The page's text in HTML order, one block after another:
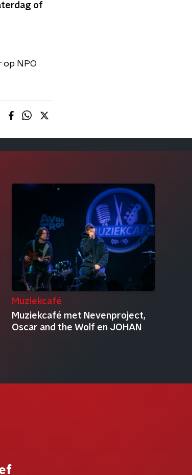
of
op NPO
Muziekcafé
Muziekcafé met Nevenproject,
Oscar and the Wolf en JOHAN